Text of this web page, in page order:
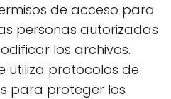
de acceso para
personas autorizadas
los archivos.
utiliza protocolos de
para proteger los